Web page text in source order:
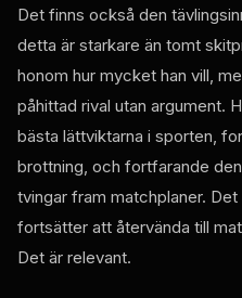
Det finns också den
detta är starkare än tomt
honom hur mycket han vill,
påhittad rival utan argument.
bästa lättviktarna i sporten,
brottning, och fortfarande
tvingar fram matchplaner.
fortsätter att återvända till
Det är relevant.